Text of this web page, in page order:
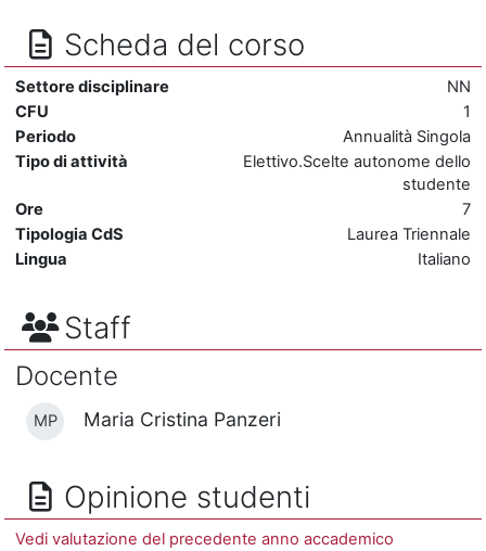
Scheda del corso
Settore disciplinare
NN
CFU
1
Periodo
Annualità Singola
Tipo di attività
Elettivo.Scelte autonome dello
studente
Ore
7
Tipologia CdS
Laurea Triennale
Lingua
Italiano
Staff
Docente
MP Maria Cristina Panzeri
Opinione studenti
Vedi valutazione del precedente anno accademico